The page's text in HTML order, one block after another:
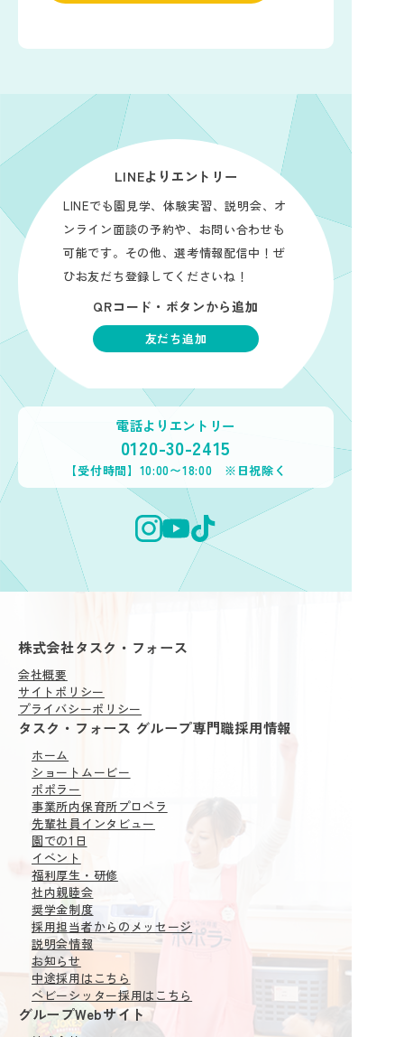
LINEよりエントリー
LINEでも園見学、体験実習、説明会、オ
ンライン面談の予約や、お問い合わせも
可能です。その他、選考情報配信中！ぜ
ひお友だち登録してくださいね！
QRコード・ボタンから追加
友だち追加
電話よりエントリー
0120-30-2415
【受付時間】10:00〜18:00 ※日祝除く
株式会社タスク・フォース
会社概要
サイトポリシー
プライバシーポリシー
タスク・フォース グループ専門職採用情報
ホーム
ショートムービー
ポポラー
事業所内保育所プロペラ
先輩社員インタビュー
園での1日
イベント
福利厚生・研修
社内親睦会
奨学金制度
採用担当者からのメッセージ
説明会情報
お知らせ
中途採用はこちら
ベビーシッター採用はこちら
グループWebサイト